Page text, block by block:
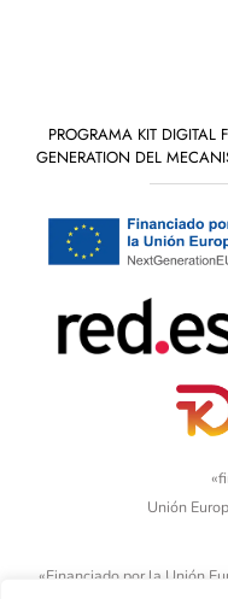
PROGRAMA KIT
GENERATION DEL
Unión
«Financiado por la Unión